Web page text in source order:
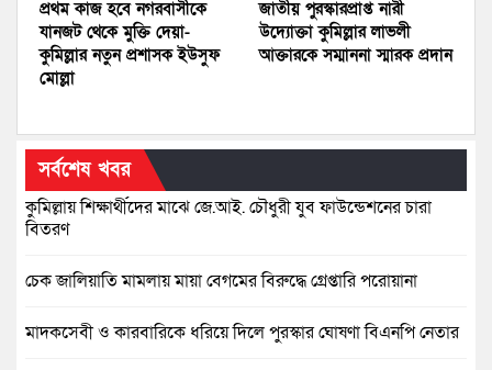
প্রথম কাজ হবে নগরবাসীকে
যানজট থেকে মুক্তি দেয়া-
কুমিল্লার নতুন প্রশাসক ইউসুফ
মোল্লা
জাতীয় পুরস্কারপ্রাপ্ত নারী
উদ্যোক্তা কুমিল্লার লাভলী
আক্তারকে সম্মাননা স্মারক প্রদান
সর্বশেষ খবর
কুমিল্লায় শিক্ষার্থীদের মাঝে জে.আই. চৌধুরী যুব ফাউন্ডেশনের চারা
বিতরণ
চেক জালিয়াতি মামলায় মায়া বেগমের বিরুদ্ধে গ্রেপ্তারি পরোয়ানা
মাদকসেবী ও কারবারিকে ধরিয়ে দিলে পুরস্কার ঘোষণা বিএনপি নেতার